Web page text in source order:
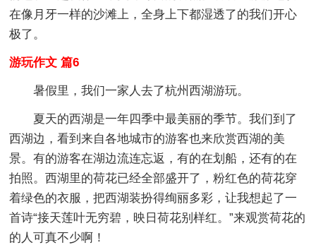
在像月牙一样的沙滩上，全身上下都湿透了的我们开心
极了。
游玩作文 篇6
暑假里，我们一家人去了杭州西湖游玩。
夏天的西湖是一年四季中最美丽的季节。我们到了
西湖边，看到来自各地城市的游客也来欣赏西湖的美
景。有的游客在湖边流连忘返，有的在划船，还有的在
拍照。西湖里的荷花已经全部盛开了，粉红色的荷花穿
着绿色的衣服，把西湖装扮得绚丽多彩，让我想起了一
首诗“接天莲叶无穷碧，映日荷花别样红。”来观赏荷花的
的人可真不少啊！